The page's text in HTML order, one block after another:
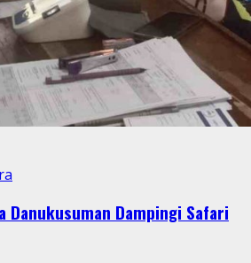
Danukusuman Dampingi Safari